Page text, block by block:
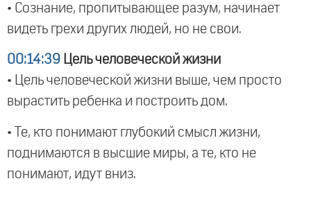
• Сознание, пропитывающее разум, начинает
видеть грехи других людей, но не свои.
00:14:39 Цель человеческой жизни
• Цель человеческой жизни выше, чем просто
вырастить ребенка и построить дом.
• Те, кто понимают глубокий смысл жизни,
поднимаются в высшие миры, а те, кто не
понимают, идут вниз.